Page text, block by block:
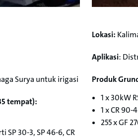
Surya untuk irigasi
tempat):
SP 30-3, SP 46-6, CR
Lokasi:
Aplikasi:
Produk
1 x 30kW
1 x CR 90-
255 x GF